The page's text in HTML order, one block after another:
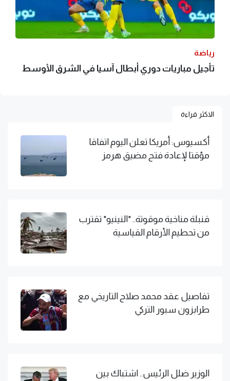
رياضة
تأجيل مباريات دوري أبطال آسيا في الشرق الأوسط
الاكثر قراءة
أكسيوس: أمريكا تعلن اليوم اتفاقا
مؤقتا لإعادة فتح مضيق هرمز
قنبلة مناخية موقوتة.. "النينيو" تقترب
من تحطيم الأرقام القياسية
تفاصيل عقد محمد صلاح التاريخي مع
طرابزون سبور التركي
الوزير ضلل الرئيس.. اشتباك بين